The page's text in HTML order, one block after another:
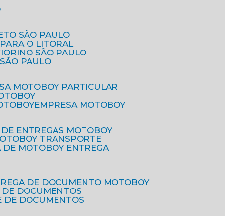
SÃO PAULO
PARA O LITORAL
SÃO PAULO
SÃO PAULO
MOTOBOY PARTICULAR
EMPRESA MOTOBOY
DE ENTREGAS MOTOBOY
TRANSPORTE
DE MOTOBOY ENTREGA
DE DOCUMENTO MOTOBOY
DE DOCUMENTOS
DE DOCUMENTOS